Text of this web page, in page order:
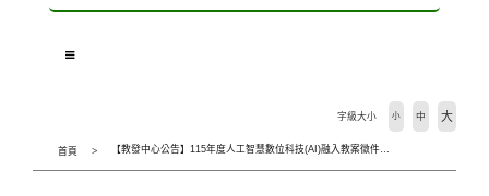
首頁 【教發中心公告】115年度人工智慧數位科技(AI)融入教案徵件開始
字級大小 小 中 大